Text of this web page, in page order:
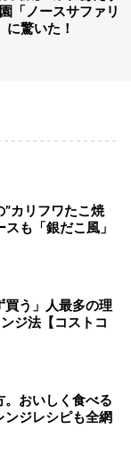
「ノースサファリ
に驚いた！
”カリフワたこ焼
も「銀だこ風」
買う」人最多の理
ジ法【コストコ
。おいしく食べる
ンジレシピも全網